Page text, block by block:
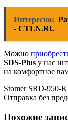
Интересно:
- CTLN.RU
Можно
SDS-Plus у нас
на комфортное
Stomer SRD-950-
Отправка без
Похожие